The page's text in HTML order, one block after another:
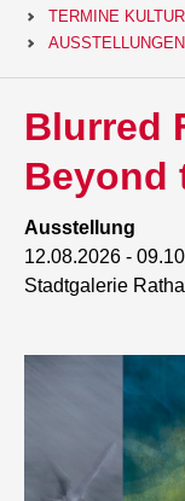
TERMINE KULTUR
Blurred
Beyond
Ausstellung
12.08.2026 -
Stadtgalerie